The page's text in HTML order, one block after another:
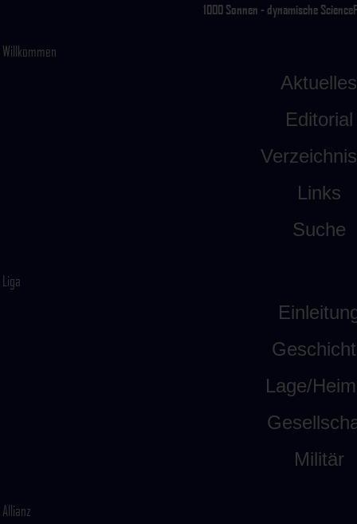
1000 Sonnen - dynamische
Willkommen
Aktuelles
Editorial
Links
Suche
Liga
Lage/
Militär
Allianz